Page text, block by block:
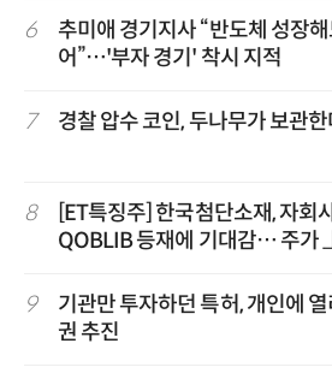
6
추미애 경기지사 “반도체 성장
어”…'부자 경기' 착시 지적
7 경찰 압수 코인, 두나무가 보관
8
[ET특징주] 한국첨단소재, 자회
QOBLIB 등재에 기대감… 주가
9
기관만 투자하던 특허, 개인에
권 추진